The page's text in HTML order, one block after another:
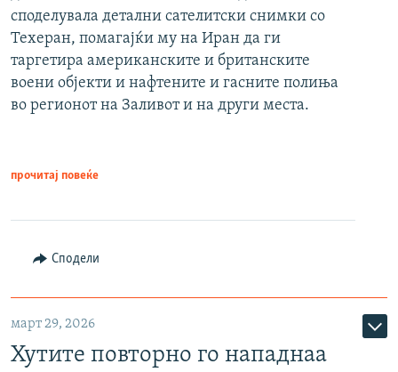
споделувала детални сателитски снимки со
Техеран, помагајќи му на Иран да ги
таргетира американските и британските
воени објекти и нафтените и гасните полиња
во регионот на Заливот и на други места.
прочитај повеќе
Сподели
март 29, 2026
Хутите повторно го нападнаа